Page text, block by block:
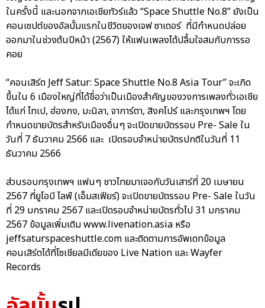
ในครั้งนี้ และนอกจากเอเชียทัวร์แล้ว “Space Shuttle No.8” ยังเป็น
คอนเซปต์ของอัลบั้มแรกในชีวิตของเจฟ ซาเตอร์ ที่มีกำหนดปล่อย
ออกมาในช่วงต้นปีหน้า (2567) ให้แฟนเพลงได้ปลื้มใจสมกับการรอ
คอย
“คอนเสิร์ต Jeff Satur: Space Shuttle No.8 Asia Tour” จะเกิด
ขึ้นใน 6 เมืองใหญ่ที่ได้ชื่อว่าเป็นเมืองสำคัญของวงการเพลงทั่วเอเชีย
ได้แก่ ไทเป, ฮ่องกง, มะนิลา, จาการ์ตา, สิงคโปร์ และกรุงเทพฯ โดย
กำหนดขายบัตรสำหรับเมืองอื่นๆ จะเปิดขายบัตรรอบ Pre- Sale ใน
วันที่ 7 ธันวาคม 2566 และ เปิดรอบจำหน่ายบัตรปกติในวันที่ 11
ธันวาคม 2566
ส่วนรอบกรุงเทพฯ แฟนๆ ชาวไทยมาเจอกับวันเสาร์ที่ 20 เมษายน
2567 ที่ยูโอบี ไลฟ์ (เอ็มสเฟียร์) จะเปิดขายบัตรรอบ Pre- Sale ในวัน
ที่ 29 มกราคม 2567 และเปิดรอบจำหน่ายบัตรทั่วไป 31 มกราคม
2567 ข้อมูลเพิ่มเติม www.livenation.asia หรือ
jeffsaturspaceshuttle.com และติดตามการอัพเดทข้อมูล
คอนเสิร์ตได้ที่โซเชียลมีเดียของ Live Nation และ Wayfer
Records